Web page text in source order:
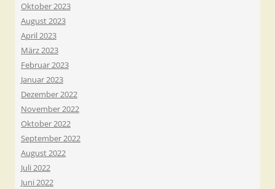
Oktober 2023
August 2023
April 2023
März 2023
Februar 2023
Januar 2023
Dezember 2022
November 2022
Oktober 2022
September 2022
August 2022
Juli 2022
Juni 2022